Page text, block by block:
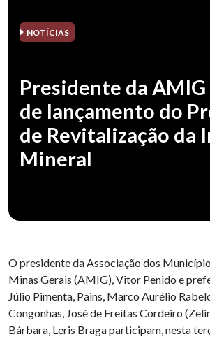
NOTÍCIAS
Presidente da
de lançamento do
de Revitalização da
Mineral
O presidente da Associação dos
Minas Gerais (AMIG), Vitor Penido e
Júlio Pimenta, Pains, Marco Aurélio
Congonhas, José de Freitas Cordeiro
Bárbara, Leris Braga participam, nesta